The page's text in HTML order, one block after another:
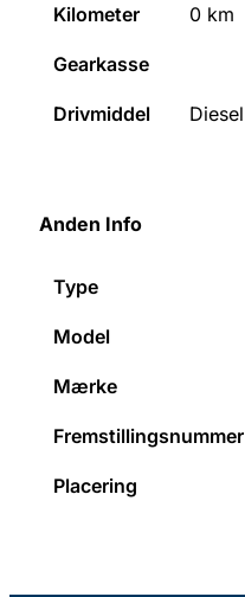
Kilometer 0 km
Gearkasse
Drivmiddel Diesel
Anden Info
Type
Model
Mærke
Fremstillingsnummer
Placering